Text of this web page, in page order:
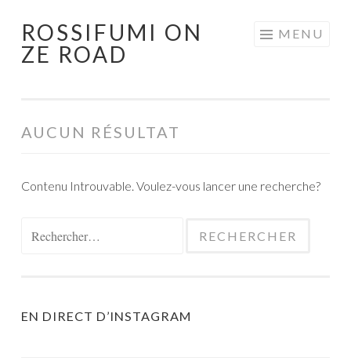
Aller
au
ROSSIFUMI ON
ZE ROAD
MENU
AUCUN RÉSULTAT
Contenu Introuvable. Voulez-vous lancer une recherche?
EN DIRECT D’INSTAGRAM